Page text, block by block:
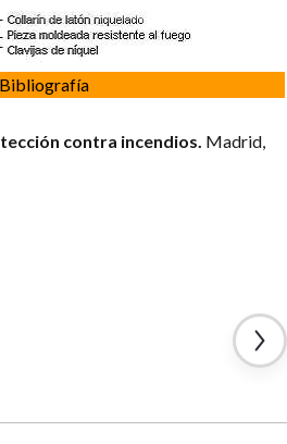
Bibliografía
contra incendios. Madrid,